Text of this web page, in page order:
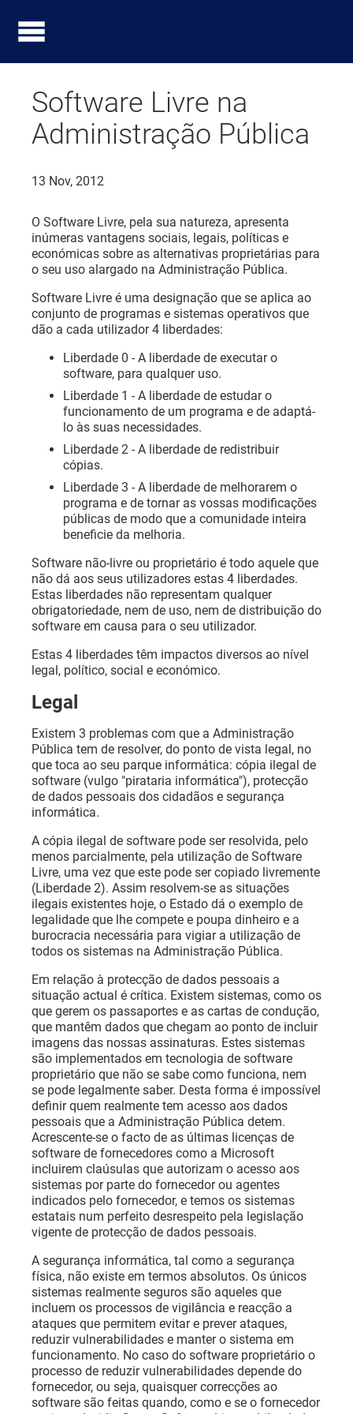
Software Livre na
Administração Pública
13 Nov, 2012
O Software Livre, pela sua natureza, apresenta
inúmeras vantagens sociais, legais, políticas e
económicas sobre as alternativas proprietárias para
o seu uso alargado na Administração Pública.
Software Livre é uma designação que se aplica ao
conjunto de programas e sistemas operativos que
dão a cada utilizador 4 liberdades:
Liberdade 0 - A liberdade de executar o
software, para qualquer uso.
Liberdade 1 - A liberdade de estudar o
funcionamento de um programa e de adaptá-
lo às suas necessidades.
Liberdade 2 - A liberdade de redistribuir
cópias.
Liberdade 3 - A liberdade de melhorarem o
programa e de tornar as vossas modificações
públicas de modo que a comunidade inteira
beneficie da melhoria.
Software não-livre ou proprietário é todo aquele que
não dá aos seus utilizadores estas 4 liberdades.
Estas liberdades não representam qualquer
obrigatoriedade, nem de uso, nem de distribuição do
software em causa para o seu utilizador.
Estas 4 liberdades têm impactos diversos ao nível
legal, político, social e económico.
Legal
Existem 3 problemas com que a Administração
Pública tem de resolver, do ponto de vista legal, no
que toca ao seu parque informática: cópia ilegal de
software (vulgo "pirataria informática"), protecção
de dados pessoais dos cidadãos e segurança
informática.
A cópia ilegal de software pode ser resolvida, pelo
menos parcialmente, pela utilização de Software
Livre, uma vez que este pode ser copiado livremente
(Liberdade 2). Assim resolvem-se as situações
ilegais existentes hoje, o Estado dá o exemplo de
legalidade que lhe compete e poupa dinheiro e a
burocracia necessária para vigiar a utilização de
todos os sistemas na Administração Pública.
Em relação à protecção de dados pessoais a
situação actual é crítica. Existem sistemas, como os
que gerem os passaportes e as cartas de condução,
que mantêm dados que chegam ao ponto de incluir
imagens das nossas assinaturas. Estes sistemas
são implementados em tecnologia de software
proprietário que não se sabe como funciona, nem
se pode legalmente saber. Desta forma é impossível
definir quem realmente tem acesso aos dados
pessoais que a Administração Pública detem.
Acrescente-se o facto de as últimas licenças de
software de fornecedores como a Microsoft
incluirem claúsulas que autorizam o acesso aos
sistemas por parte do fornecedor ou agentes
indicados pelo fornecedor, e temos os sistemas
estatais num perfeito desrespeito pela legislação
vigente de protecção de dados pessoais.
A segurança informática, tal como a segurança
física, não existe em termos absolutos. Os únicos
sistemas realmente seguros são aqueles que
incluem os processos de vigilância e reacção a
ataques que permitem evitar e prever ataques,
reduzir vulnerabilidades e manter o sistema em
funcionamento. No caso do software proprietário o
processo de reduzir vulnerabilidades depende do
fornecedor, ou seja, quaisquer correcções ao
software são feitas quando, como e se o fornecedor